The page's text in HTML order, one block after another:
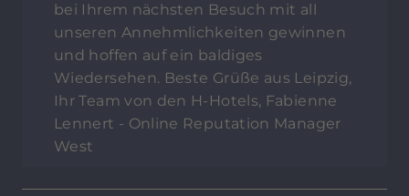
bei Ihrem nächsten Besuch mit all
unseren Annehmlichkeiten gewinnen
und hoffen auf ein baldiges
Wiedersehen. Beste Grüße aus Leipzig,
Ihr Team von den H-Hotels, Fabienne
Lennert - Online Reputation Manager
West